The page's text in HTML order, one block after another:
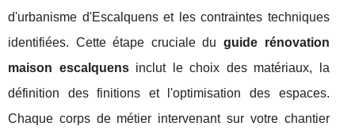
d'urbanisme d'Escalquens et les contraintes techniques
identifiées. Cette étape cruciale du guide rénovation
maison escalquensinclut le choix des matériaux, la
définition des finitions et l'optimisation des espaces.
Chaque corps de métier intervenant sur votre chantier